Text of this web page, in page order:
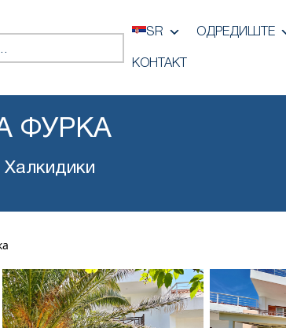
SR ОДРЕДИШТЕ
КОНТАКТ
ФУРКА